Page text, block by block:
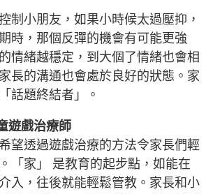
制小朋友，如果小時候太過壓抑，
時，那個反彈的機會有可能更強
情緒越穩定，到大個了情緒也會相
長的溝通也會處於良好的狀態。家
話題終結者」。
遊戲治療師
望透過遊戲治療的方法令家長們輕
「家」 是教育的起步點，如能在
入，往後就能輕鬆管教。家長和小